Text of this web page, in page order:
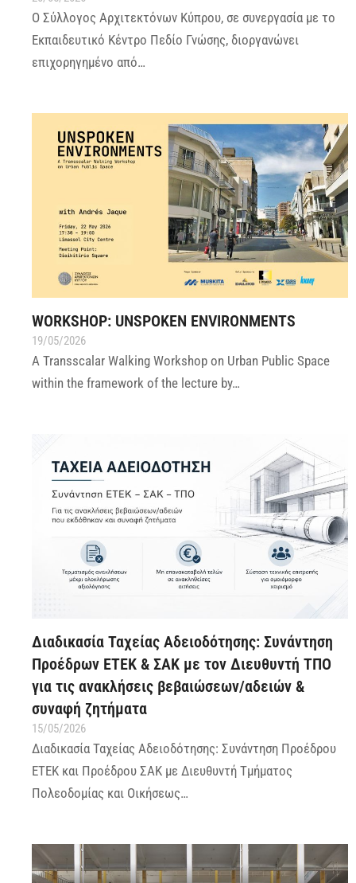
Ο Σύλλογος Αρχιτεκτόνων Κύπρου, σε συνεργασία με το
Εκπαιδευτικό Κέντρο Πεδίο Γνώσης, διοργανώνει
επιχορηγημένο από…
WORKSHOP: UNSPOKEN ENVIRONMENTS
19/05/2026
A Transscalar Walking Workshop on Urban Public Space
within the framework of the lecture by…
Διαδικασία Ταχείας Αδειοδότησης: Συνάντηση
Προέδρων ΕΤΕΚ & ΣΑΚ με τον Διευθυντή ΤΠΟ
για τις ανακλήσεις βεβαιώσεων/αδειών &
συναφή ζητήματα
15/05/2026
Διαδικασία Ταχείας Αδειοδότησης: Συνάντηση Προέδρου
ΕΤΕΚ και Προέδρου ΣΑΚ με Διευθυντή Τμήματος
Πολεοδομίας και Οικήσεως…